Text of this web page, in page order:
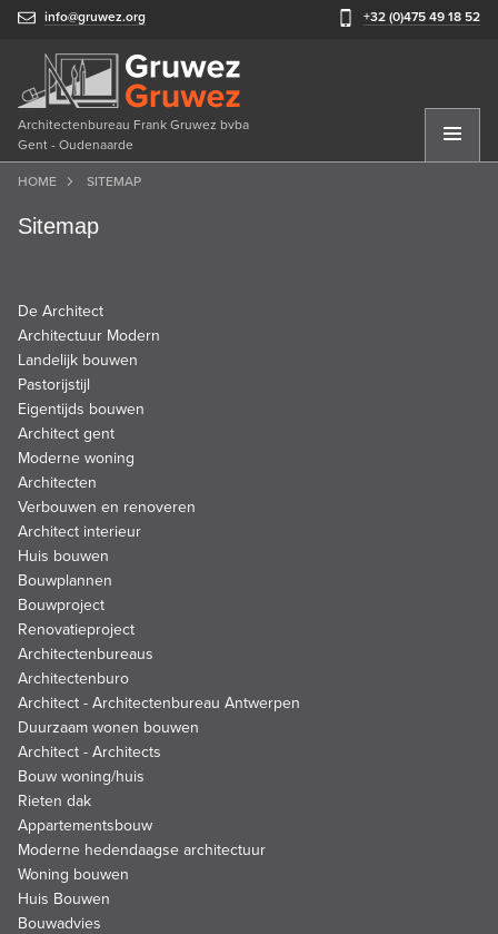
info@gruwez.org +32 (0)475 49 18 52
Architectenbureau Frank Gruwez bvba
Gent - Oudenaarde
HOME SITEMAP
Sitemap
De Architect
Architectuur Modern
Landelijk bouwen
Pastorijstijl
Eigentijds bouwen
Architect gent
Moderne woning
Architecten
Verbouwen en renoveren
Architect interieur
Huis bouwen
Bouwplannen
Bouwproject
Renovatieproject
Architectenbureaus
Architectenburo
Architect - Architectenbureau Antwerpen
Duurzaam wonen bouwen
Architect - Architects
Bouw woning/huis
Rieten dak
Appartementsbouw
Moderne hedendaagse architectuur
Woning bouwen
Huis Bouwen
Bouwadvies